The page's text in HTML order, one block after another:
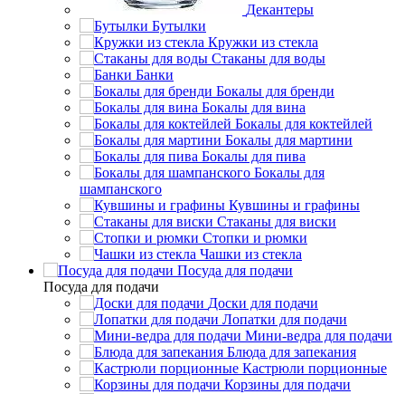
Декантеры
Бутылки
Кружки из стекла
Стаканы для воды
Банки
Бокалы для бренди
Бокалы для вина
Бокалы для коктейлей
Бокалы для мартини
Бокалы для пива
Бокалы для
шампанского
Кувшины и графины
Стаканы для виски
Стопки и рюмки
Чашки из стекла
Посуда для подачи
Посуда для подачи
Доски для подачи
Лопатки для подачи
Мини-ведра для подачи
Блюда для запекания
Кастрюли порционные
Корзины для подачи